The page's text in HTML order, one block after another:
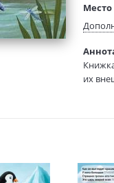
Тип
их